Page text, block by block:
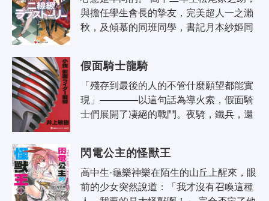
與擔任學生會長的摯友，完美超人一之瀨
秋，及傾慕的同班同學，書記月本紗姬同
假面騎士龍騎
「殘存到最後的人的不管什麼願望都能實
現」————以這句話為導火索，假面騎
士們展開了凄絕的戰鬥。夜騎，鐵兵，還
「戰鬥..
閃電公主的怪獸王
高中生·龜樂神樂在陌生的山丘上醒來，眼
前的少女突然說道：「我才沒有召喚這種